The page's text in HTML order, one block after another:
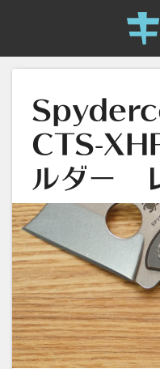
CTS-
ルダー